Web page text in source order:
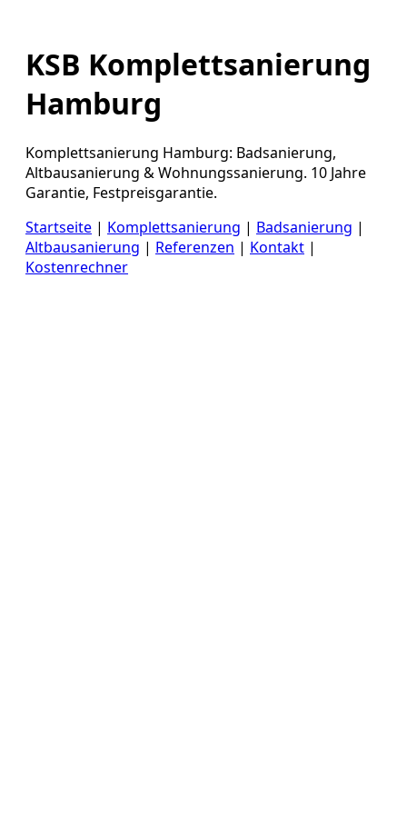
KSB Komplettsanierung
Hamburg
Komplettsanierung Hamburg: Badsanierung,
Altbausanierung & Wohnungssanierung. 10 Jahre
Garantie, Festpreisgarantie.
Startseite | Komplettsanierung | Badsanierung |
Altbausanierung | Referenzen | Kontakt |
Kostenrechner